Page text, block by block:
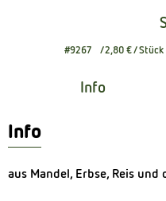
#9267 2,80 €/ Stück
Info
Info
aus Mandel, Erbse, Reis und